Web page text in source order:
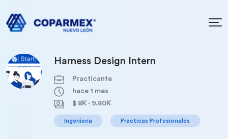
Harness Design Intern
Practicante
hace 1 mes
$ 8K - 9.80K
Ingeniería Practicas Profesionales